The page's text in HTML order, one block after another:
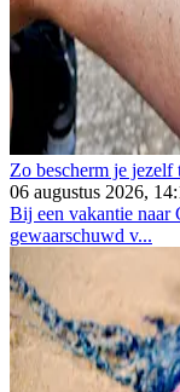
Zo bescherm je jezelf
06 augustus 2026,
Bij een vakantie naar
gewaarschuwd v...